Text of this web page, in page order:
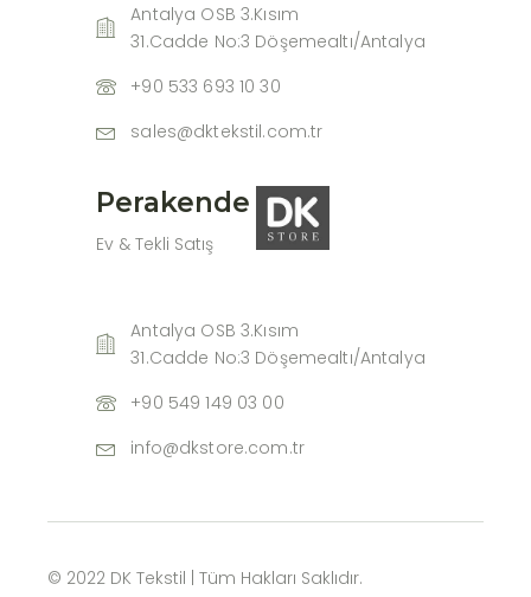
Antalya OSB 3.Kısım
31.Cadde No:3 Döşemealtı/Antalya
+90 533 693 10 30
sales@dktekstil.com.tr
Perakende
Ev & Tekli Satış
Antalya OSB 3.Kısım
31.Cadde No:3 Döşemealtı/Antalya
+90 549 149 03 00
info@dkstore.com.tr
© 2022 DK Tekstil | Tüm Hakları Saklıdır.